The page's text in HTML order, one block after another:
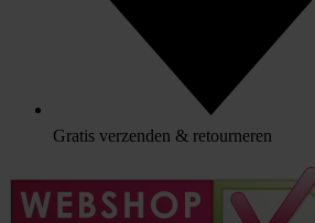
Gratis verzenden & retourneren